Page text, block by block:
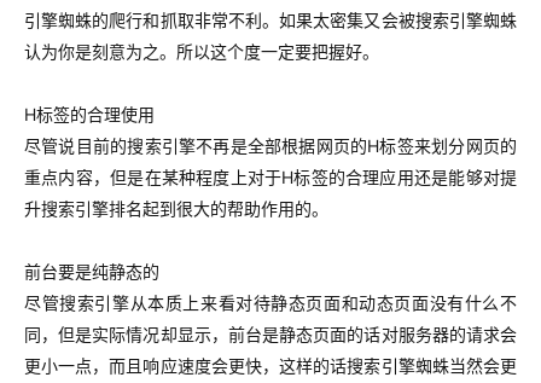
引擎蜘蛛的爬行和抓取非常不利。如果太密集又会被搜索引擎蜘蛛
认为你是刻意为之。所以这个度一定要把握好。
H标签的合理使用
尽管说目前的搜索引擎不再是全部根据网页的H标签来划分网页的
重点内容，但是在某种程度上对于H标签的合理应用还是能够对提
升搜索引擎排名起到很大的帮助作用的。
前台要是纯静态的
尽管搜索引擎从本质上来看对待静态页面和动态页面没有什么不
同，但是实际情况却显示，前台是静态页面的话对服务器的请求会
更小一点，而且响应速度会更快，这样的话搜索引擎蜘蛛当然会更